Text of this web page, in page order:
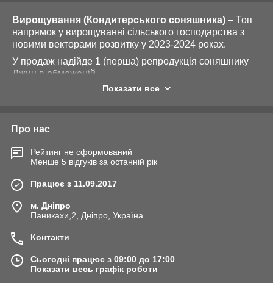
Вирощування (Кондитерського соняшника) – Топ
напрямок у вирощуванні сільського господарства з
новими векторами розвитку у 2023-2024 роках.
У продаж надійде 1 (перша) репродукція соняшнику
Джин в обмеженій
кількості[https://agrorost.com.ua/ua/g106216273-
проведе до збирання врожаю та допомоги у
подальшій реалізації товарного врожаю.
Кондитерський соняшник – Топ напрямок у
вирощуванні сільського господарства з новими
векторами розвитку у 2023-2024 роках.
У продаж надійде 1 (перша) репродукція соняшнику
Джин в обмеженій
кількості[https://agrorost.com.ua/ua/g106216273-
konditerskie-sorta-krupnoplodnogo]. Усі агротехнології з
вирощування «Торговий Дім «Агрос» надасть,
проведе до збирання врожаю та допомоги у
подальшій реалізації товарного врожаю.
Показати все
Про нас
Рейтинг не сформований
Менше 5 відгуків за останній рік
Працює з 11.09.2017
м. Дніпро
Паникахи,2, Дніпро, Україна
Контакти
Сьогодні працює з 09:00 до 17:00
Показати весь графік роботи